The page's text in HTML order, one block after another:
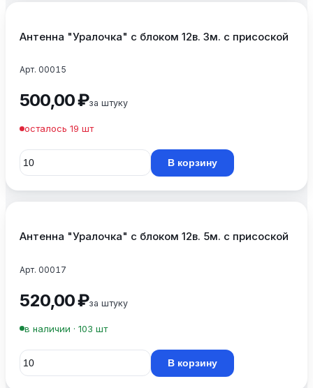
Антенна "Уралочка" с блоком 12в. 3м. с присоской
Арт. 00015
500,00 ₽за штуку
осталось 19 шт
В корзину
Антенна "Уралочка" с блоком 12в. 5м. с присоской
Арт. 00017
520,00 ₽за штуку
в наличии · 103 шт
В корзину